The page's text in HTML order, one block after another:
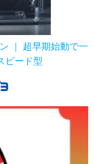
｜ 超早期始動で一
ピード型